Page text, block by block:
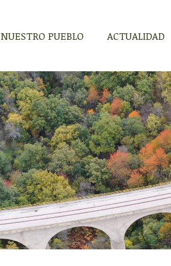
NUESTRO PUEBLO ACTUALIDAD